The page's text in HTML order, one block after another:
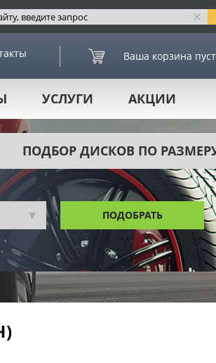
Ваша корзина
УСЛУГИ АКЦИИ
ПОДБОР ДИСКОВ ПО
ПОДОБРАТЬ